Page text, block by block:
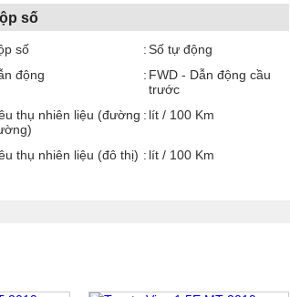
số
số
Số tự động
động
FWD - Dẫn động cầu
trước
thụ nhiên liệu (đường
lít / 100 Km
thụ nhiên liệu (đô thị) lít / 100 Km